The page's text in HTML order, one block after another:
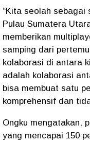
“Kita seolah sebagai
Pulau Sumatera
memberikan
samping dari
kolaborasi di antara
adalah kolaborasi
bisa membuat satu
komprehensif dan
Ongku mengatakan,
yang mencapai 150